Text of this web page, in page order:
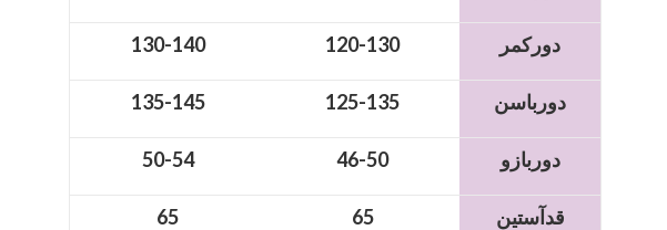
130-140 120-130 دورکمر
135-145 125-135 دورباسن
50-54 46-50 دوربازو
65 65 قدآستین